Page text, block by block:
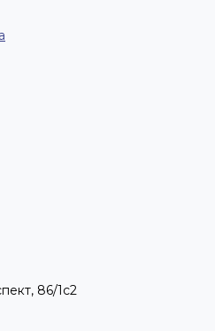
86/1с2